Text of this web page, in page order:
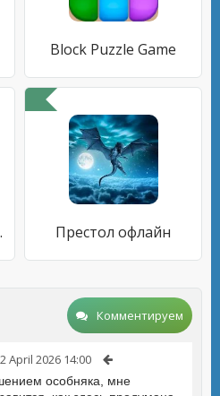
Block Puzzle Game
Престол офлайн
Комментируем
April 2026 14:00
особняка, мне